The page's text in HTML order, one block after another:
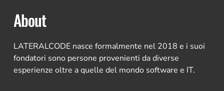
About
LATERALCODE nasce formalmente nel 2018 e i suoi
fondatori sono persone provenienti da diverse
esperienze oltre a quelle del mondo software e IT.